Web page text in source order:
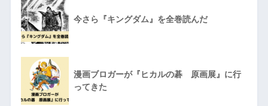
今さら『キングダム』を全巻読んだ
漫画ブロガーが『ヒカルの碁 原画展』に行
ってきた